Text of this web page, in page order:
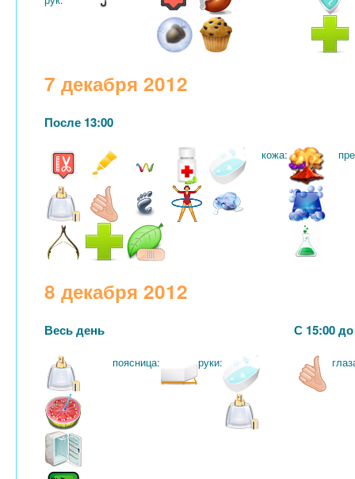
7 декабря 2012
После 13:00
кожа:
8 декабря 2012
Весь день С 15:00
поясница: руки: